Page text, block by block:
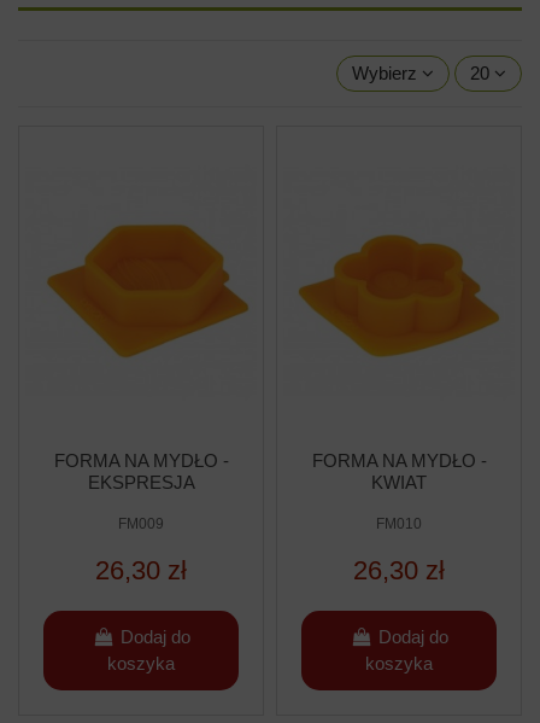
Wybierz 20
FORMA NA MYDŁO -
EKSPRESJA
FM009
26,30 zł
Dodaj do
koszyka
FORMA NA MYDŁO -
KWIAT
FM010
26,30 zł
Dodaj do
koszyka